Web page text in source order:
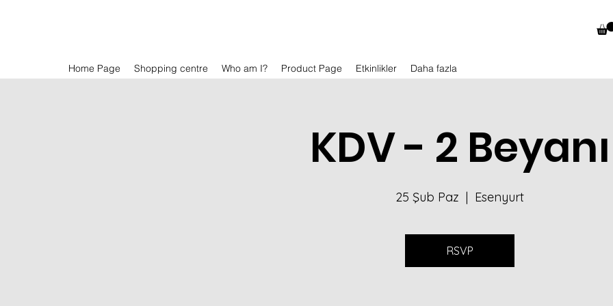
Home Page Shopping centre Who am I? Product Page Etkinlikler Daha fazla
KDV - 2 Beyanı
25 Şub Paz
  |
Esenyurt
RSVP